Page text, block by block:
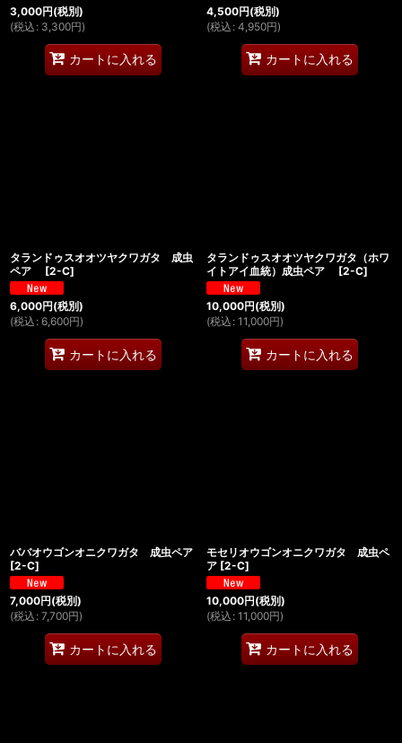
3,000円(税別)
(税込 : 3,300円)
カートに入れる
4,500円(税別)
(税込 : 4,950円)
カートに入れる
タランドゥスオオツヤクワガタ 成虫
ペア
[2-C]
6,000円(税別)
(税込 : 6,600円)
カートに入れる
タランドゥスオオツヤクワガタ（ホワ
イトアイ血統）成虫ペア
[2-C]
10,000円(税別)
(税込 : 11,000円)
カートに入れる
ババオウゴンオニクワガタ 成虫ペア
[2-C]
7,000円(税別)
(税込 : 7,700円)
カートに入れる
モセリオウゴンオニクワガタ 成虫ペ
ア [2-C]
10,000円(税別)
(税込 : 11,000円)
カートに入れる